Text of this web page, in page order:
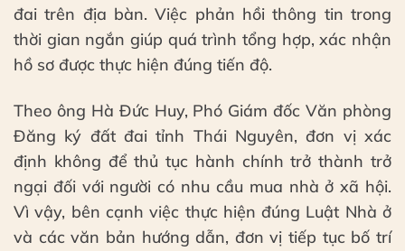
đai trên địa bàn. Việc phản hồi thông tin trong
thời gian ngắn giúp quá trình tổng hợp, xác nhận
hồ sơ được thực hiện đúng tiến độ.
Theo ông Hà Đức Huy, Phó Giám đốc Văn phòng
Đăng ký đất đai tỉnh Thái Nguyên, đơn vị xác
định không để thủ tục hành chính trở thành trở
ngại đối với người có nhu cầu mua nhà ở xã hội.
Vì vậy, bên cạnh việc thực hiện đúng Luật Nhà ở
và các văn bản hướng dẫn, đơn vị tiếp tục bố trí